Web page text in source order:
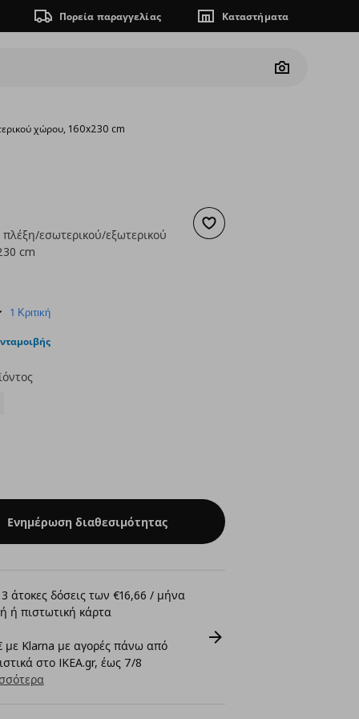
Πορεία παραγγελίας Καταστήματα
Camera
χώρου, 160x230 cm
Προσθήκη στα αγαπημένα
εσωτερικού/εξωτερικού
cm
τιμή
5.0
rating
1 Κριτική
Ενημέρωση διαθεσιμότητας
άτοκες δόσεις των €16,66 / μήνα
ή πιστωτική κάρτα
με Klarna με αγορές πάνω από
στο IKEA.gr, έως 7/8